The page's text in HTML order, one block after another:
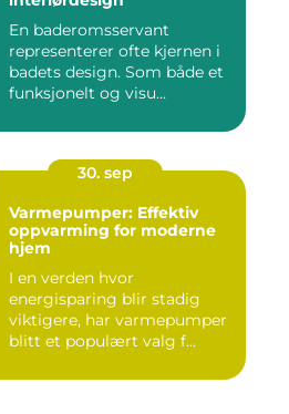
En baderomsservant
representerer ofte kjernen i
badets design. Som både et
funksjonelt og visu...
30. sep
Varmepumper: Effektiv
oppvarming for moderne
hjem
I en verden hvor
energisparing blir stadig
viktigere, har varmepumper
blitt et populært valg f...